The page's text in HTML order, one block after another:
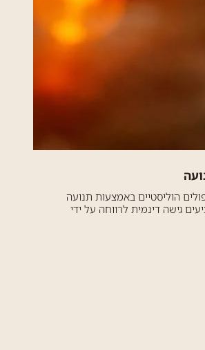
הוליסטיים באמצעות תנועה
גישה דינמית לרווחה על ידי